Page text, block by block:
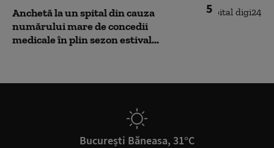
5
Anchetă la un spital din cauza
numărului mare de concedii
medicale în plin sezon estival...
București Băneasa, 31°C